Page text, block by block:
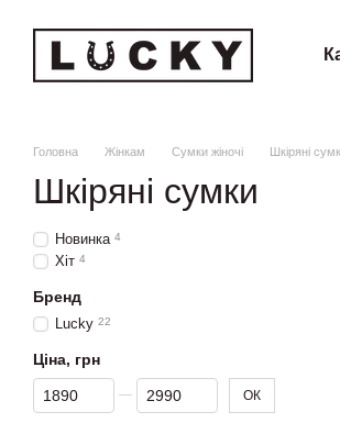
Головна Жінкам Сумки жіночі Шкіряні
Шкіряні сумки
Новинка 4
Хіт 4
Бренд
Lucky 22
Ціна, грн
Від Ціна, грн
До Ціна, грн ОК